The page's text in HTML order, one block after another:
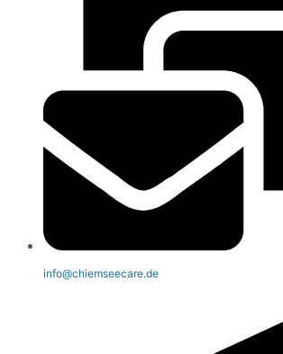
info@chiemseecare.de